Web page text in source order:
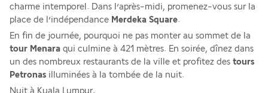
charme intemporel. Dans l’après-midi, promenez-vous sur la
place de l’indépendance Merdeka Square.
tour Menara qui culmine à 421 mètres. En soirée, dînez dans
un des nombreux restaurants de la ville et profitez des tours
Petronas illuminées à la tombée de la nuit.
Nuit à Kuala Lumpur.